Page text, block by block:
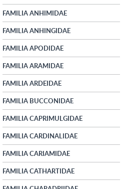
FAMILIA ANHIMIDAE
FAMILIA ANHINGIDAE
FAMILIA APODIDAE
FAMILIA ARAMIDAE
FAMILIA ARDEIDAE
FAMILIA BUCCONIDAE
FAMILIA CAPRIMULGIDAE
FAMILIA CARDINALIDAE
FAMILIA CARIAMIDAE
FAMILIA CATHARTIDAE